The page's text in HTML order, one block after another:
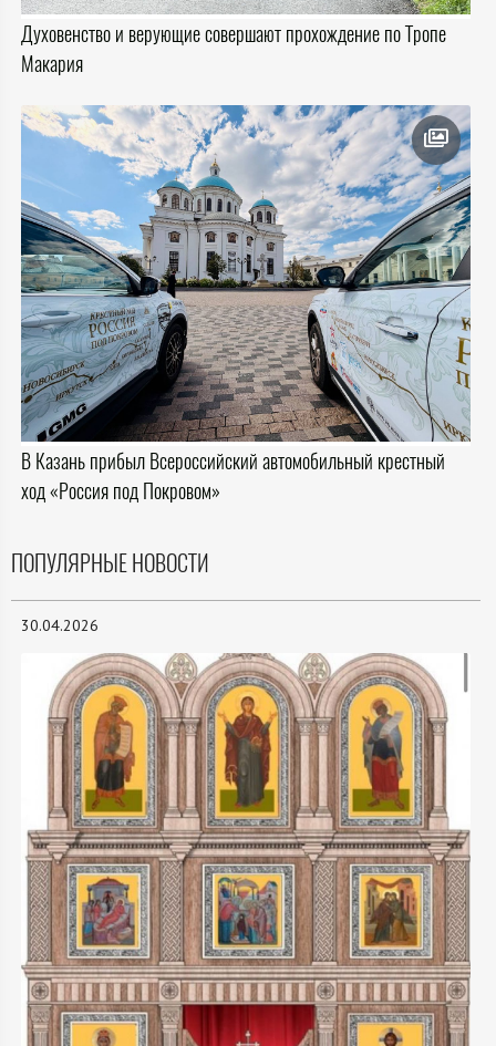
Духовенство и верующие совершают прохождение по Тропе
Макария
В Казань прибыл Всероссийский автомобильный крестный
ход «Россия под Покровом»
ПОПУЛЯРНЫЕ НОВОСТИ
30.04.2026